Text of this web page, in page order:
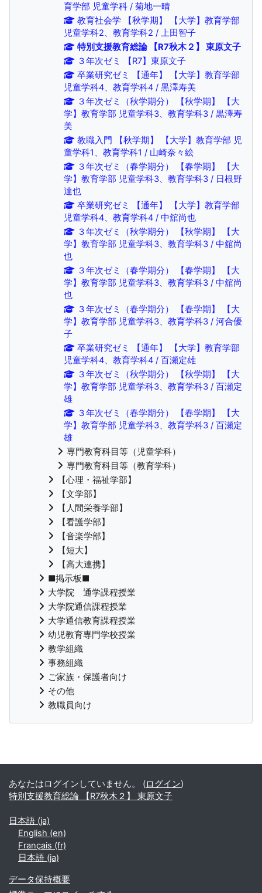
育学部 児童学科 / 菊地一晴
教育社会学 【秋学期】 【大学】教育学部
児童学科2、教育学科2 / 上田智子
特別支援教育総論 【R7秋木２】 東原文子
３年次ゼミ 【R7】東原文子
卒業研究ゼミ 【通年】 【大学】教育学部
児童学科4、教育学科4 / 黒澤寿美
３年次ゼミ（秋学期分） 【秋学期】 【大
学】教育学部 児童学科3、教育学科3 / 黒澤寿
美
教職入門 【秋学期】 【大学】教育学部 児
童学科1、教育学科1 / 山崎奈々絵
３年次ゼミ（春学期分） 【春学期】 【大
学】教育学部 児童学科3、教育学科3 / 日根野
達也
卒業研究ゼミ 【通年】 【大学】教育学部
児童学科4、教育学科4 / 中舘尚也
３年次ゼミ（秋学期分） 【秋学期】 【大
学】教育学部 児童学科3、教育学科3 / 中舘尚
也
３年次ゼミ（春学期分） 【春学期】 【大
学】教育学部 児童学科3、教育学科3 / 中舘尚
也
３年次ゼミ（春学期分） 【春学期】 【大
学】教育学部 児童学科3、教育学科3 / 河合優
子
卒業研究ゼミ 【通年】 【大学】教育学部
児童学科4、教育学科4 / 百瀬定雄
３年次ゼミ（秋学期分） 【秋学期】 【大
学】教育学部 児童学科3、教育学科3 / 百瀬定
雄
３年次ゼミ（春学期分） 【春学期】 【大
学】教育学部 児童学科3、教育学科3 / 百瀬定
雄
専門教育科目等（児童学科）
専門教育科目等（教育学科）
【心理・福祉学部】
【文学部】
【人間栄養学部】
【看護学部】
【音楽学部】
【短大】
【高大連携】
■掲示板■
大学院 通学課程授業
大学院通信課程授業
大学通信教育課程授業
幼児教育専門学校授業
教学組織
事務組織
ご家族・保護者向け
その他
教職員向け
あなたはログインしていません。 (ログイン)
特別支援教育総論 【R7秋木２】 東原文子
日本語 ‎(ja)‎
English ‎(en)‎
Français ‎(fr)‎
日本語 ‎(ja)‎
データ保持概要